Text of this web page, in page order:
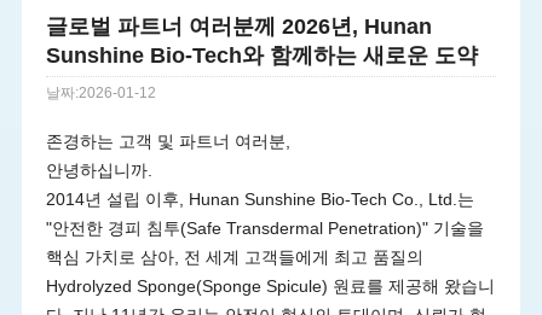
글로벌 파트너 여러분께 2026년, Hunan
Sunshine Bio-Tech와 함께하는 새로운 도약
날짜:2026-01-12
존경하는 고객 및 파트너 여러분,
안녕하십니까.
2014년 설립 이후, Hunan Sunshine Bio-Tech Co., Ltd.는
"안전한 경피 침투(Safe Transdermal Penetration)" 기술을
핵심 가치로 삼아, 전 세계 고객들에게 최고 품질의
Hydrolyzed Sponge(Sponge Spicule) 원료를 제공해 왔습니